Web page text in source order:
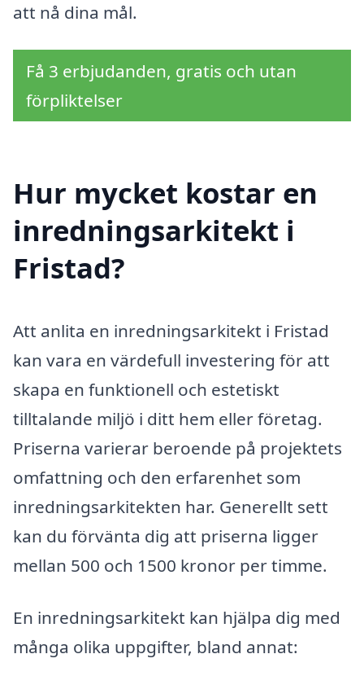
att nå dina mål.
Få 3 erbjudanden, gratis och utan
förpliktelser
Hur mycket kostar en
inredningsarkitekt i
Fristad?
Att anlita en inredningsarkitekt i Fristad
kan vara en värdefull investering för att
skapa en funktionell och estetiskt
tilltalande miljö i ditt hem eller företag.
Priserna varierar beroende på projektets
omfattning och den erfarenhet som
inredningsarkitekten har. Generellt sett
kan du förvänta dig att priserna ligger
mellan 500 och 1500 kronor per timme.
En inredningsarkitekt kan hjälpa dig med
många olika uppgifter, bland annat: